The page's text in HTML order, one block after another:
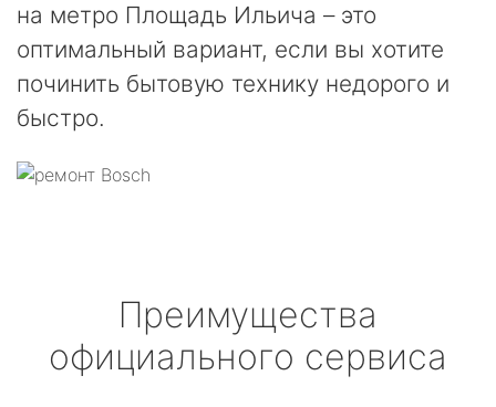
на метро Площадь Ильича – это
оптимальный вариант, если вы хотите
починить бытовую технику недорого и
быстро.
Преимущества
официального сервиса